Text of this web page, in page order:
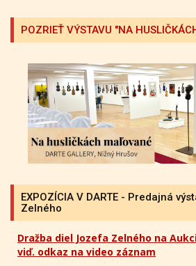
POZRIEŤ VÝSTAVU "NA
EXPOZÍCIA V DARTE - Predajná
Zelného
Dražba diel Jozefa Zelného na
viď. odkaz na video záznam